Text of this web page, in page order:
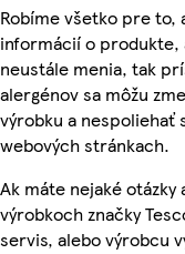
Robíme všetko pre to,
informácií o produkte,
neustále menia, tak
alergénov sa môžu
výrobku a nespoliehať
webových stránkach.
Ak máte nejaké
výrobkoch značky
servis, alebo výrobcu